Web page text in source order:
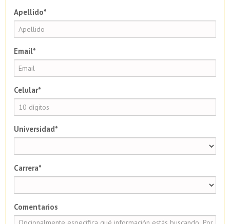
Apellido*
Email*
Celular*
Universidad*
Carrera*
Comentarios